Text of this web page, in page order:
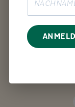
Mit den